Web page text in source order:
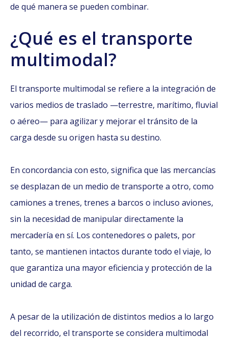
de qué manera se pueden combinar.
¿Qué es el transporte
multimodal?
El transporte multimodal se refiere a la integración de
varios medios de traslado —terrestre, marítimo, fluvial
o aéreo— para agilizar y mejorar el tránsito de la
carga desde su origen hasta su destino.
En concordancia con esto, significa que las mercancías
se desplazan de un medio de transporte a otro, como
camiones a trenes, trenes a barcos o incluso aviones,
sin la necesidad de manipular directamente la
mercadería en sí. Los contenedores o palets, por
tanto, se mantienen intactos durante todo el viaje, lo
que garantiza una mayor eficiencia y protección de la
unidad de carga.
A pesar de la utilización de distintos medios a lo largo
del recorrido, el transporte se considera multimodal